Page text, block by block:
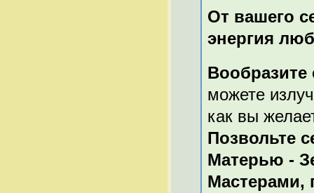
От вашего
энергия
Вообразите
можете
как вы
Позвольте
Матерью -
Мастерами,